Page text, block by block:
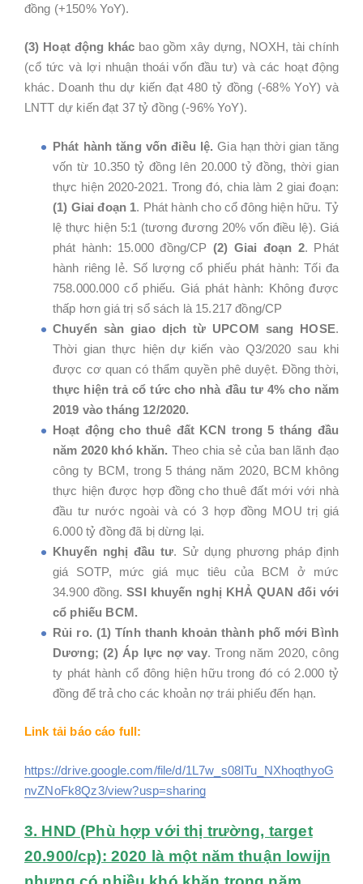
đồng (+150% YoY).
(3) Hoạt động khác bao gồm xây dựng, NOXH, tài chính
(cổ tức và lợi nhuận thoái vốn đầu tư) và các hoạt động
khác. Doanh thu dự kiến đạt 480 tỷ đồng (-68% YoY) và
LNTT dự kiến đạt 37 tỷ đồng (-96% YoY).
Phát hành tăng vốn điều lệ. Gia hạn thời gian tăng
vốn từ 10.350 tỷ đồng lên 20.000 tỷ đồng, thời gian
thực hiện 2020-2021. Trong đó, chia làm 2 giai đoạn:
(1) Giai đoạn 1. Phát hành cho cổ đông hiện hữu. Tỷ
lệ thực hiện 5:1 (tương đương 20% vốn điều lệ). Giá
phát hành: 15.000 đồng/CP (2) Giai đoạn 2. Phát
hành riêng lẻ. Số lượng cổ phiếu phát hành: Tối đa
758.000.000 cổ phiếu. Giá phát hành: Không được
thấp hơn giá trị sổ sách là 15.217 đồng/CP
Chuyển sàn giao dịch từ UPCOM sang HOSE.
Thời gian thực hiện dự kiến vào Q3/2020 sau khi
được cơ quan có thẩm quyền phê duyệt. Đồng thời,
thực hiện trả cổ tức cho nhà đầu tư 4% cho năm
2019 vào tháng 12/2020.
Hoạt động cho thuê đất KCN trong 5 tháng đầu
năm 2020 khó khăn. Theo chia sẻ của ban lãnh đạo
công ty BCM, trong 5 tháng năm 2020, BCM không
thực hiện được hợp đồng cho thuê đất mới với nhà
đầu tư nước ngoài và có 3 hợp đồng MOU trị giá
6.000 tỷ đồng đã bị dừng lại.
Khuyến nghị đầu tư. Sử dụng phương pháp định
giá SOTP, mức giá mục tiêu của BCM ở mức
34.900 đồng.SSI khuyến nghị KHẢ QUAN đối với
cổ phiếu BCM.
Rủi ro. (1) Tính thanh khoản thành phố mới Bình
Dương; (2) Áp lực nợ vay. Trong năm 2020, công
ty phát hành cổ đông hiện hữu trong đó có 2.000 tỷ
đồng để trả cho các khoản nợ trái phiếu đến hạn.
Link tải báo cáo full:
https://drive.google.com/file/d/1L7w_s08ITu_NXhoqthyoG
nvZNoFk8Qz3/view?usp=sharing
3. HND (Phù hợp với thị trường, target
20.900/cp): 2020 là một năm thuận lowijn